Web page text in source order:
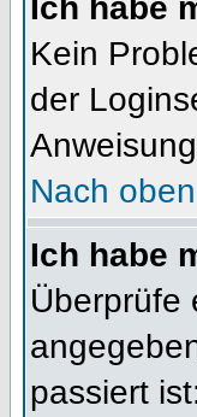
Kein
der
Nach oben
Ich habe
Überprüfe
passiert